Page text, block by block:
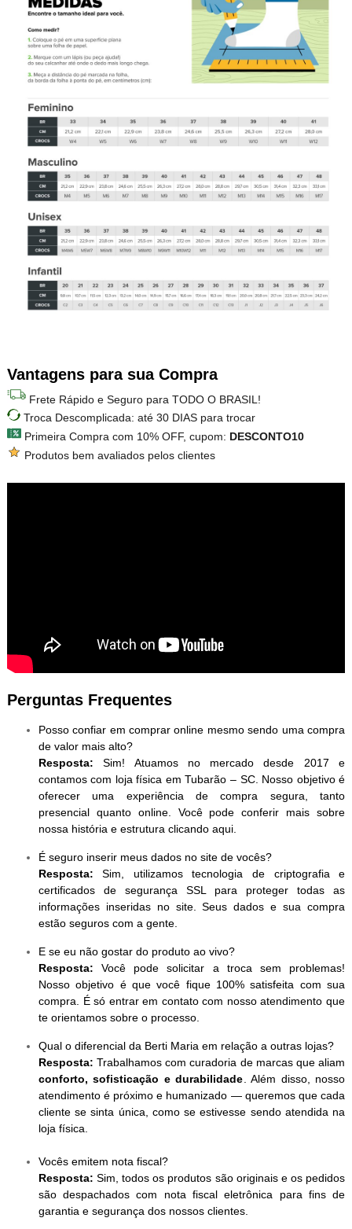
Vantagens para sua Compra
Frete Rápido e Seguro para TODO O BRASIL!
Troca Descomplicada: até 30 DIAS para trocar
Primeira Compra com 10% OFF, cupom: DESCONTO10
Produtos bem avaliados pelos clientes
Perguntas Frequentes
Posso confiar em comprar online mesmo sendo uma compra
de valor mais alto?
Resposta: Sim! Atuamos no mercado desde 2017 e
contamos com loja física em Tubarão – SC. Nosso objetivo é
oferecer uma experiência de compra segura, tanto
presencial quanto online. Você pode conferir mais sobre
nossa história e estrutura clicando aqui.
É seguro inserir meus dados no site de vocês?
Resposta: Sim, utilizamos tecnologia de criptografia e
certificados de segurança SSL para proteger todas as
informações inseridas no site. Seus dados e sua compra
estão seguros com a gente.
E se eu não gostar do produto ao vivo?
Resposta: Você pode solicitar a troca sem problemas!
Nosso objetivo é que você fique 100% satisfeita com sua
compra. É só entrar em contato com nosso atendimento que
te orientamos sobre o processo.
Qual o diferencial da Berti Maria em relação a outras lojas?
Resposta: Trabalhamos com curadoria de marcas que aliam
conforto, sofisticação e durabilidade. Além disso, nosso
atendimento é próximo e humanizado — queremos que cada
cliente se sinta única, como se estivesse sendo atendida na
loja física.
Vocês emitem nota fiscal?
Resposta:Sim, todos os produtos são originais e os pedidos
são despachados com nota fiscal eletrônica para fins de
garantia e segurança dos nossos clientes.